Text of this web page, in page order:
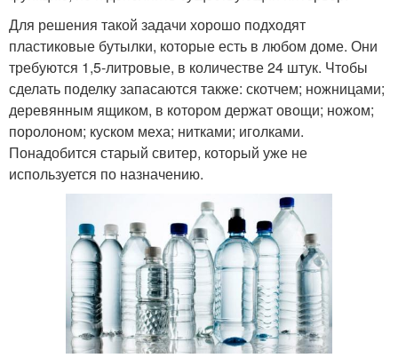
Для решения такой задачи хорошо подходят
пластиковые бутылки, которые есть в любом доме. Они
требуются 1,5-литровые, в количестве 24 штук. Чтобы
сделать поделку запасаются также: скотчем; ножницами;
деревянным ящиком, в котором держат овощи; ножом;
поролоном; куском меха; нитками; иголками.
Понадобится старый свитер, который уже не
используется по назначению.